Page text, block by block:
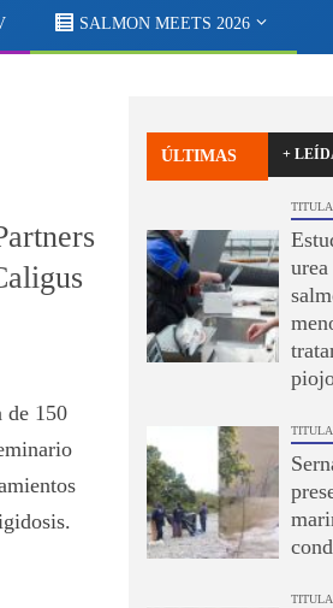
SALMON MEETS 2026
de 150
ÚLTIMAS +